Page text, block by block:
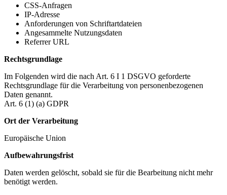
CSS-Anfragen
IP-Adresse
Anforderungen von Schriftartdateien
Angesammelte Nutzungsdaten
Referrer URL
Rechtsgrundlage
Im Folgenden wird die nach Art. 6 I 1 DSGVO geforderte
Rechtsgrundlage für die Verarbeitung von personenbezogenen
Daten genannt.
Art. 6 (1) (a) GDPR
Ort der Verarbeitung
Europäische Union
Aufbewahrungsfrist
Daten werden gelöscht, sobald sie für die Bearbeitung nicht mehr
benötigt werden.